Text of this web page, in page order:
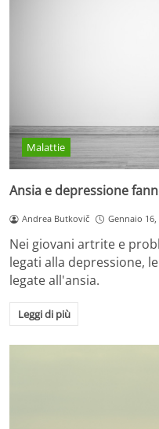
Malattie
Ansia e depressione
Andrea Butkovič Gennaio 16,
Nei giovani artrite e
legati alla depressione,
legate all'ansia.
Leggi di più